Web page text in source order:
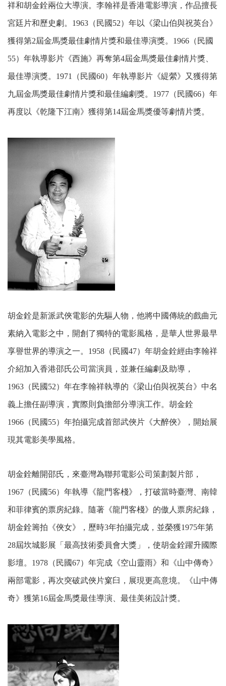
祥和胡金銓兩位大導演。李翰祥是香港電影導演，作品擅長
宮廷片和歷史劇。1963（民國52）年以《梁山伯與祝英台》
獲得第2屆金馬獎最佳劇情片獎和最佳導演獎。1966（民國
55）年執導影片《西施》再奪第4屆金馬獎最佳劇情片獎、
最佳導演獎。1971（民國60）年執導影片《緹縈》又獲得第
九屆金馬獎最佳劇情片獎和最佳編劇獎。1977（民國66）年
再度以《乾隆下江南》獲得第14屆金馬獎優等劇情片獎。
胡金銓是新派武俠電影的先驅人物，他將中國傳統的戲曲元
素納入電影之中，開創了獨特的電影風格，是華人世界最早
享譽世界的導演之一。1958（民國47）年胡金銓經由李翰祥
介紹加入香港邵氏公司當演員，並兼任編劇及助導，
1963（民國52）年在李翰祥執導的《梁山伯與祝英台》中名
義上擔任副導演，實際則負擔部分導演工作。胡金銓
1966（民國55）年拍攝完成首部武俠片《大醉俠》，開始展
現其電影美學風格。
胡金銓離開邵氏，來臺灣為聯邦電影公司策劃製片部，
1967（民國56）年執導《龍門客棧》，打破當時臺灣、南韓
和菲律賓的票房紀錄。隨著《龍門客棧》的傲人票房紀錄，
胡金銓籌拍《俠女》，歷時3年拍攝完成，並榮獲1975年第
28屆坎城影展「最高技術委員會大獎」，使胡金銓躍升國際
影壇。1978（民國67）年完成《空山靈雨》和《山中傳奇》
兩部電影，再次突破武俠片窠臼，展現更高意境。《山中傳
奇》獲第16屆金馬獎最佳導演、最佳美術設計獎。